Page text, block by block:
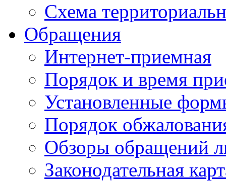
Схема
Обращения
Интернет-приемная
Порядок и время
Установленные
Порядок
Обзоры обращений
Законодательная